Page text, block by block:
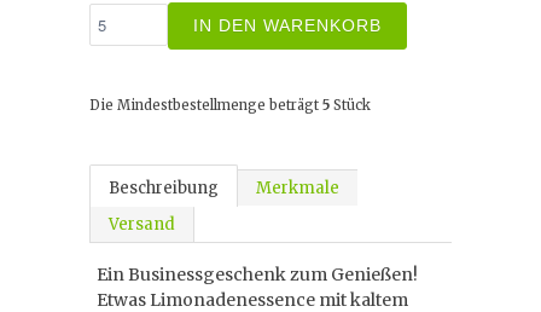
IN DEN WARENKORB
Die Mindestbestellmenge beträgt 5 Stück
Beschreibung
Merkmale
Versand
Ein Businessgeschenk zum Genießen!
Etwas Limonadenessence mit kaltem